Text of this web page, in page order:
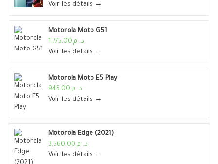
Voir les détails →
Motorola Moto G51
د. م.1,775.00
Voir les détails →
Motorola Moto E5 Play
د. م.945.00
Voir les détails →
Motorola Edge (2021)
د. م.3,560.00
Voir les détails →